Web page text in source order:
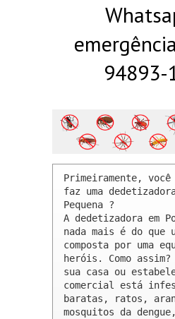
94893-
Primeiramente, você
faz uma
Pequena ?
A dedetizadora em
nada mais é do que
composta por uma
heróis. Como
sua casa ou
comercial está
baratas, ratos,
mosquitos da